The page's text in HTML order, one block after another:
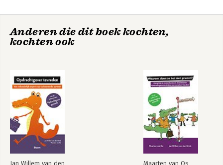
Opdrachtgever
gezocht
Waarom doen ze
het niet gewoon?
Bekijk alle boeken
Opdrachtgever
Anderen die dit boek kochten,
kochten ook
Jan Willem van den
Maarten van Os